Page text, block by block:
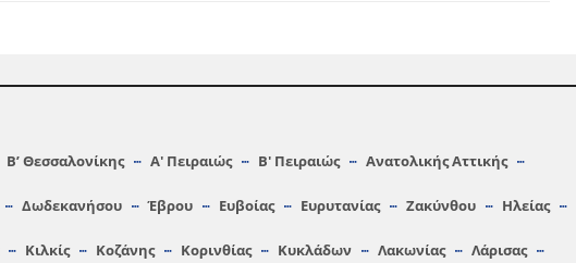
Β’ Θεσσαλονίκης Α′ Πειραιώς Β′ Πειραιώς Ανατολικής Αττικής
Δωδεκανήσου Έβρου Ευβοίας Ευρυτανίας Ζακύνθου Ηλείας
Κιλκίς Κοζάνης Κορινθίας Κυκλάδων Λακωνίας Λάρισας